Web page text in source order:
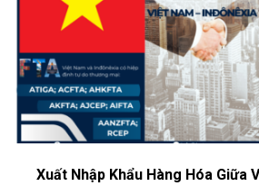
Xuất Nhập Khẩu Hàng Hóa Giữa